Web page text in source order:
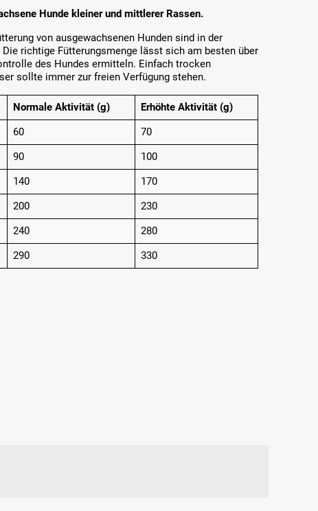
Hunde kleiner und mittlerer Rassen.
von ausgewachsenen Hunden sind in der
richtige Fütterungsmenge lässt sich am besten über
des Hundes ermitteln. Einfach trocken
sollte immer zur freien Verfügung stehen.
Normale Aktivität (g)
Erhöhte Aktivität (g)
60
70
90
100
140
170
200
230
240
280
290 330